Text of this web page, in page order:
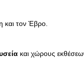
και τον Έβρο.
και χώρους